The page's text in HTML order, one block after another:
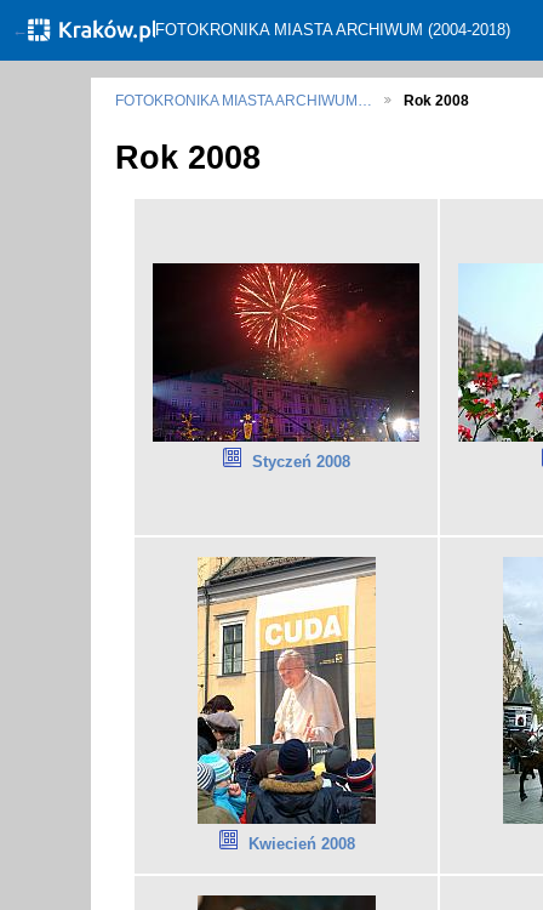
← FOTOKRONIKA MIASTA ARCHIWUM (2004-2018)
FOTOKRONIKA MIASTA ARCHIWUM… Rok 2008
Rok 2008
Styczeń 2008
Kwiecień 2008